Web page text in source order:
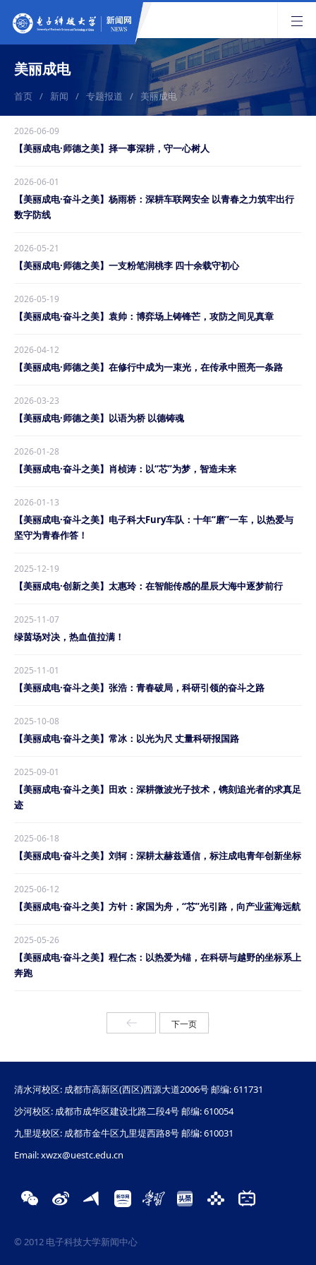
美丽成电
首页 / 新闻 / 专题报道 / 美丽成电
2026-06-09
【美丽成电·师德之美】择一事深耕，守一心树人
2026-06-01
【美丽成电·奋斗之美】杨雨桥：深耕车联网安全 以青春之力筑牢出行
数字防线
2026-05-21
【美丽成电·师德之美】一支粉笔润桃李 四十余载守初心
2026-05-19
【美丽成电·奋斗之美】袁帅：博弈场上铸锋芒，攻防之间见真章
2026-04-12
【美丽成电·师德之美】在修行中成为一束光，在传承中照亮一条路
2026-03-23
【美丽成电·师德之美】以语为桥 以德铸魂
2026-01-28
【美丽成电·奋斗之美】肖桢涛：以“芯”为梦，智造未来
2026-01-13
【美丽成电·奋斗之美】电子科大Fury车队：十年“磨”一车，以热爱与
坚守为青春作答！
2025-12-19
【美丽成电·创新之美】太惠玲：在智能传感的星辰大海中逐梦前行
2025-11-07
绿茵场对决，热血值拉满！
2025-11-01
【美丽成电·奋斗之美】张浩：青春破局，科研引领的奋斗之路
2025-10-08
【美丽成电·奋斗之美】常冰：以光为尺 丈量科研报国路
2025-09-01
【美丽成电·奋斗之美】田欢：深耕微波光子技术，镌刻追光者的求真足
迹
2025-06-18
【美丽成电·奋斗之美】刘轲：深耕太赫兹通信，标注成电青年创新坐标
2025-06-12
【美丽成电·奋斗之美】方针：家国为舟，“芯”光引路，向产业蓝海远航
2025-05-26
【美丽成电·奋斗之美】程仁杰：以热爱为锚，在科研与越野的坐标系上
奔跑
上一页 下一页
清水河校区: 成都市高新区(西区)西源大道2006号 邮编: 611731
沙河校区: 成都市成华区建设北路二段4号 邮编: 610054
九里堤校区: 成都市金牛区九里堤西路8号 邮编: 610031
Email: xwzx@uestc.edu.cn
© 2012 电子科技大学新闻中心